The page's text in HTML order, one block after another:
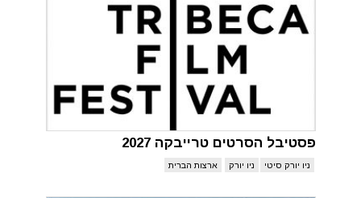
פסטיבל הסרטים טרייבקה 2027
ניו יורק סיטי ניו יורק ארצות הברית